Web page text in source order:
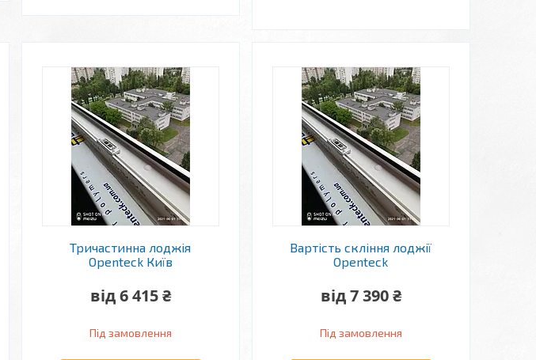
Тричастинна лоджія
Openteck Київ
від 6 415 ₴
Під замовлення
Вартість скління лоджії
Openteck
від 7 390 ₴
Під замовлення